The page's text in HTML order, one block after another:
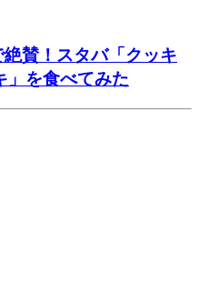
絶賛！スタバ「クッキ
」を食べてみた